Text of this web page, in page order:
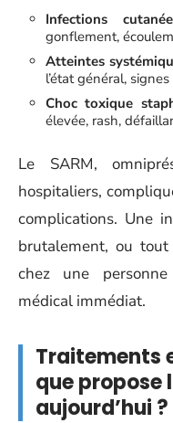
Infections
gonflement,
Atteintes
l’état général,
Choc toxique
élevée, rash,
Le SARM,
hospitaliers,
complications. Une
brutalement, ou
chez une
médical immédiat.
Traitements
que propose
aujourd’hui ?